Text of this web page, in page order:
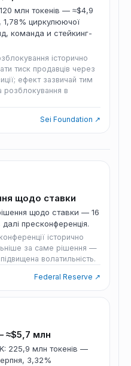
млн токенів — ≈$4,9
циркулюючої
команда и стейкинг-
історично
тиск продавців через
ефект зазвичай тим
розблокування в
Sei Foundation ↗
щодо ставки
щодо ставки — 16
пресконференція.
історично
за саме рішення —
волатильність.
Federal Reserve ↗
≈$5,7 млн
225,9 млн токенів —
3,32%